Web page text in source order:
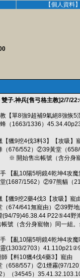
【個人資料】
雙子.神兵[售弓格主教]2/7/
【單8強9超補9氣絕8強恢5
（1663/1336）
獵9挖4伐3料3】【攻吸】
676/552）②39黃堂（
售出帳號（含分身寵物
【亂10陽5明鏡4乾坤4攻魔
(1687/1562）②97熊貓（
獵9挖2藥4伐3【攻吸】寵
674/641無寵由）②39野
79)46.38.44 P22⑤44野
帳號（含分身寵物）同一組
【亂10陽5明鏡4乾坤4攻魔
(1303/2703）
師【料10獵4伐4藥3】寵由
658/557）②1煙霧(97/
）（34545）